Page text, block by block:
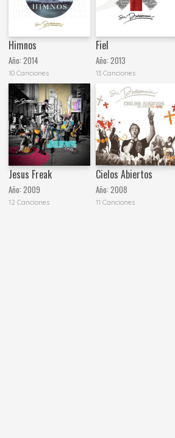
Himnos
Año:2014
10 Canciones
Fiel
Año: 2013
13 Canciones
Jesus Freak
Año:2009
12 Canciones
Cielos Abiertos
Año: 2008
11 Canciones